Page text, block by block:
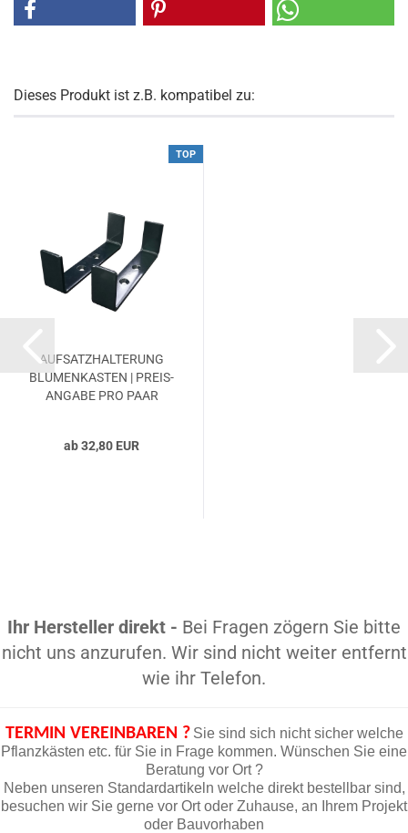
Dieses Produkt ist z.B. kompatibel zu:
TOP
AUF­SATZ­HAL­TE­RUNG
BLU­MEN­KAS­TEN | PREIS­
AN­GA­BE PRO PAAR
ab 32,80 EUR
Ihr Hersteller direkt - Bei Fragen zögern Sie bitte
nicht uns anzurufen. Wir sind nicht weiter entfernt
wie ihr Telefon.
TERMIN VEREINBAREN ? Sie sind sich nicht sicher welche
Pflanzkästen etc. für Sie in Frage kommen. Wünschen Sie eine
Beratung vor Ort ?
Neben unseren Standardartikeln welche direkt bestellbar sind,
besuchen wir Sie gerne vor Ort oder Zuhause, an Ihrem Projekt
oder Bauvorhaben